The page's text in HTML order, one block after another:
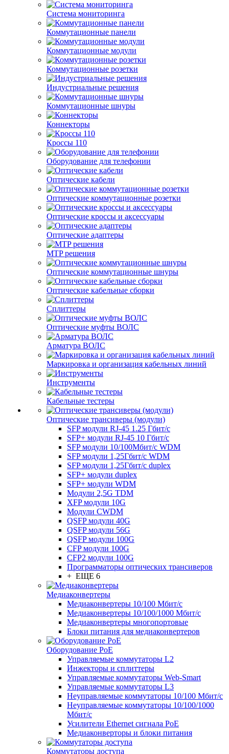
Система мониторинга
Коммутационные панели
Коммутационные модули
Коммутационные розетки
Индустриальные решения
Коммутационные шнуры
Коннекторы
Кроссы 110
Оборудование для телефонии
Оптические кабели
Оптические коммутационные розетки
Оптические кроссы и аксессуары
Оптические адаптеры
MTP решения
Оптические коммутационные шнуры
Оптические кабельные сборки
Сплиттеры
Оптические муфты ВОЛС
Арматура ВОЛС
Маркировка и организация кабельных линий
Инструменты
Кабельные тестеры
Оптические трансиверы (модули)
SFP модули RJ-45 1.25 Гбит/c
SFP+ модули RJ-45 10 Гбит/c
SFP модули 10/100Мбит/с WDM
SFP модули 1,25Гбит/с WDM
SFP модули 1,25Гбит/с duplex
SFP+ модули duplex
SFP+ модули WDM
Модули 2,5G TDM
XFP модули 10G
Модули CWDM
QSFP модули 40G
QSFP модули 56G
QSFP модули 100G
CFP модули 100G
CFP2 модули 100G
Программаторы оптических трансиверов
+ ЕЩЕ 6
Медиаконвертеры
Медиаконвертеры 10/100 Мбит/с
Медиаконвертеры 10/100/1000 Мбит/c
Медиаконвертеры многопортовые
Блоки питания для медиаконвертеров
Оборудование PoE
Управляемые коммутаторы L2
Инжекторы и сплиттеры
Управляемые коммутаторы Web-Smart
Управляемые коммутаторы L3
Неуправляемые коммутаторы 10/100 Мбит/с
Неуправляемые коммутаторы 10/100/1000
Мбит/с
Усилители Ethernet сигнала PoE
Медиаконверторы и блоки питания
Коммутаторы доступа